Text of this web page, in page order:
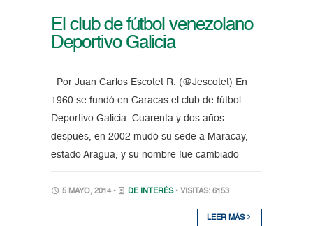
El club de fútbol venezolano
Deportivo Galicia
Por Juan Carlos Escotet R. (@Jescotet) En
1960 se fundó en Caracas el club de fútbol
Deportivo Galicia. Cuarenta y dos años
después, en 2002 mudó su sede a Maracay,
estado Aragua, y su nombre fue cambiado
5 MAYO, 2014 • DE INTERÉS • VISITAS: 6153
LEER MÁS